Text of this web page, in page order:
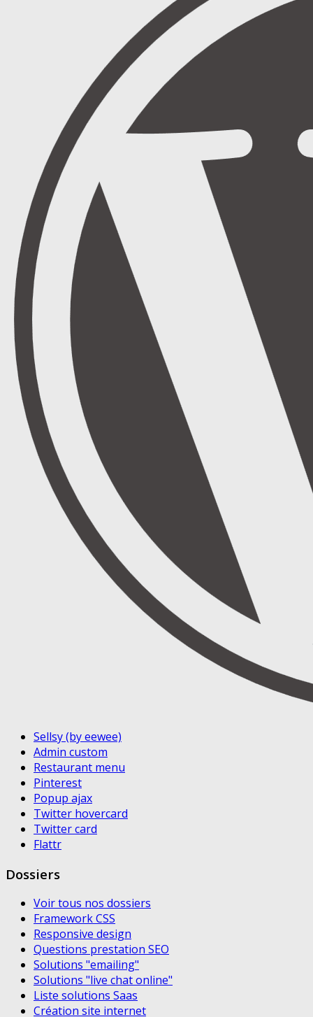
Sellsy (by eewee)
Admin custom
Restaurant menu
Pinterest
Popup ajax
Twitter hovercard
Twitter card
Flattr
Dossiers
Voir tous nos dossiers
Framework CSS
Responsive design
Questions prestation SEO
Solutions "emailing"
Solutions "live chat online"
Liste solutions Saas
Création site internet